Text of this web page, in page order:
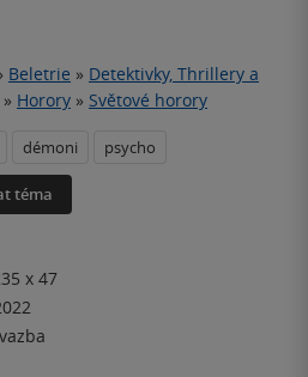
Beletrie » Detektivky, Thrillery a
» Horory » Světové horory
démoni psycho
téma
x 47